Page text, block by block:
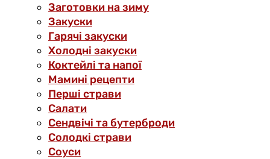
Заготовки на зиму
Закуски
Гарячі закуски
Холодні закуски
Коктейлі та напої
Мамині рецепти
Перші страви
Салати
Сендвічі та бутерброди
Солодкі страви
Соуси